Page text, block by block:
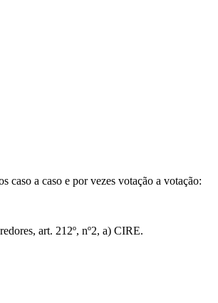
caso a caso e por vezes votação a votação:
art. 212º, nº2, a) CIRE.